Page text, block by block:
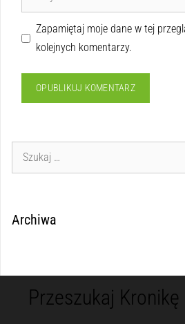
Zapamiętaj moje dane w tej
kolejnych komentarzy.
Archiwa
Przeszukaj Kronikę